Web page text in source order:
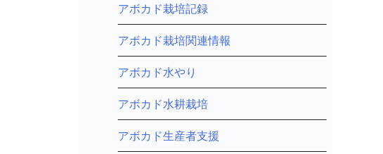
アボカド栽培記録
アボカド栽培関連情報
アボカド水やり
アボカド水耕栽培
アボカド生産者支援